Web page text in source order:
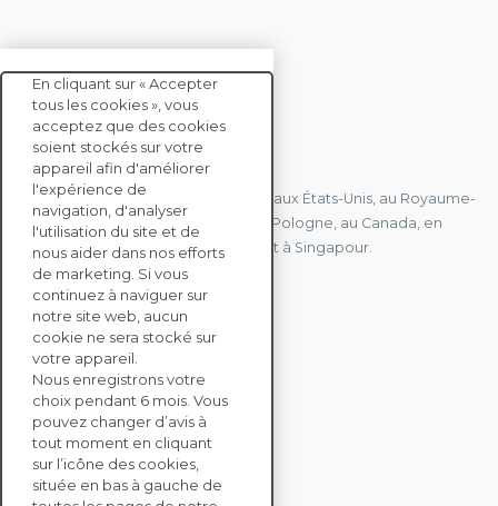
CONTACTEZ-NOUS
Nous avons des bureaux en France, aux États-Unis, au Royaume-
Uni, à Hong Kong, à l'île Maurice, en Pologne, au Canada, en
Allemagne, au Japon, en Espagne et à Singapour.
CONTACTEZ-NOUS
SOLUTIONS
ENTERPRISE
ÉVALUATIONS RSE
RESSOURCES
En cliquant sur « Accepter
tous les cookies », vous
acceptez que des cookies
soient stockés sur votre
appareil afin d'améliorer
l'expérience de
navigation, d'analyser
l'utilisation du site et de
nous aider dans nos efforts
de marketing. Si vous
continuez à naviguer sur
notre site web, aucun
cookie ne sera stocké sur
votre appareil.
Nous enregistrons votre
choix pendant 6 mois. Vous
pouvez changer d’avis à
tout moment en cliquant
sur l’icône des cookies,
située en bas à gauche de